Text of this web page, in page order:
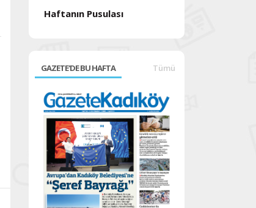
Haftanın Pusulası
GAZETE'DE BU HAFTA Tümü